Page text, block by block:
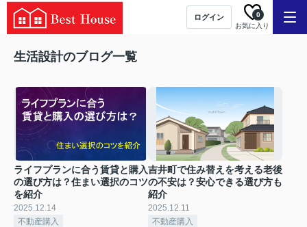
ログイン
お気に入り
0
生活設計のブログ一覧
ライフプランに合う賃貸と購入
の選び方は？住まい選択のコツ
を紹介
2025.12.14
不動産購入
吉井町で住み替えを考える老後
の不安は？安心できる選び方も
紹介
2025.12.11
不動産購入